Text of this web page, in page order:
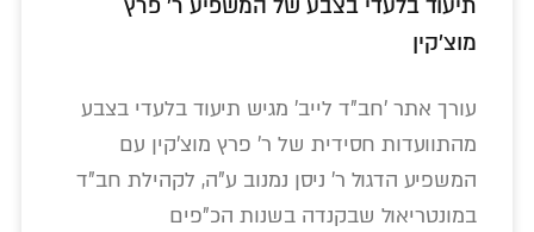
תיעוד בלעדי בצבע של המשפיע ר' פרץ
מוצ'קין
עורך אתר 'חב"ד לייב' מגיש תיעוד בלעדי בצבע
מהתוועדות חסידית של ר' פרץ מוצ'קין עם
המשפיע הדגול ר' ניסן נמנוב ע"ה, לקהילת חב"ד
במונטריאול שבקנדה בשנות הכ"פים